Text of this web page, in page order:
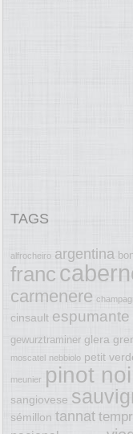
TAGS
alfrocheiro argentina
franc
carmenere
cinsault espumante
gewurztraminer glera
moscatel nebbiolo petit
meunier pinot
sangiovese
sémillon tannat